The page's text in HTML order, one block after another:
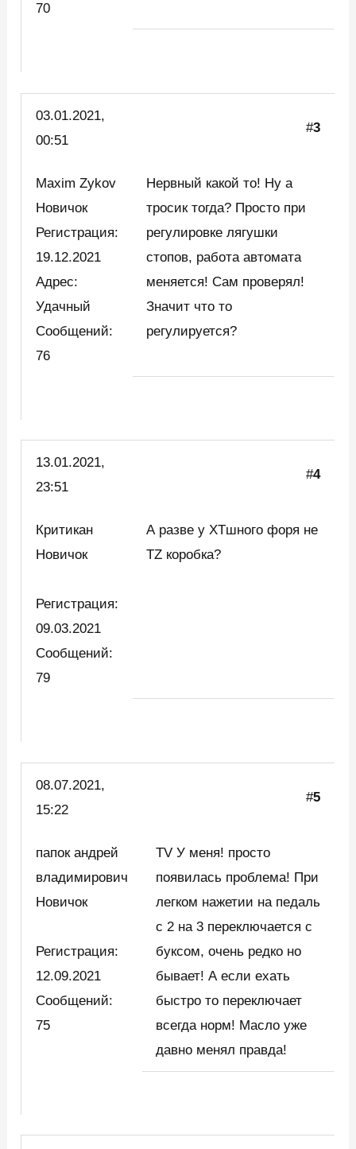
70
03.01.2021,
00:51
#3
Maxim Zykov
Новичок
Регистрация:
19.12.2021
Адрес:
Удачный
Сообщений:
76
Нервный какой то! Ну а
тросик тогда? Просто при
регулировке лягушки
стопов, работа автомата
меняется! Сам проверял!
Значит что то
регулируется?
13.01.2021,
23:51
#4
Критикан
Новичок
Регистрация:
09.03.2021
Сообщений:
79
А разве у ХТшного форя не
TZ коробка?
08.07.2021,
15:22
#5
папок андрей
владимирович
Новичок
Регистрация:
12.09.2021
Сообщений:
75
TV У меня! просто
появилась проблема! При
легком нажетии на педаль
с 2 на 3 переключается с
буксом, очень редко но
бывает! А если ехать
быстро то переключает
всегда норм! Масло уже
давно менял правда!